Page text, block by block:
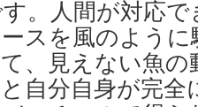
。人間が対応
スを風のよう
、見えない魚
自分自身が完